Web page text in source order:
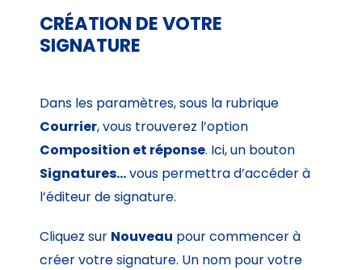
CRÉATION DE VOTRE
SIGNATURE
Dans les paramètres, sous la rubrique
Courrier, vous trouverez l’option
Composition et réponse. Ici, un bouton
Signatures…vous permettra d’accéder à
l’éditeur de signature.
Cliquez sur Nouveau pour commencer à
créer votre signature. Un nom pour votre